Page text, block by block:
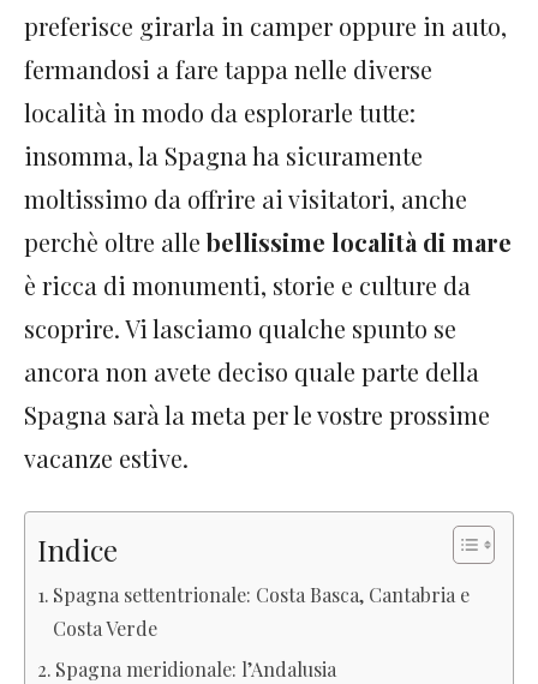
preferisce girarla in camper oppure in auto,
fermandosi a fare tappa nelle diverse
località in modo da esplorarle tutte:
insomma, la Spagna ha sicuramente
moltissimo da offrire ai visitatori, anche
perchè oltre allebellissime località di mare
è ricca di monumenti, storie e culture da
scoprire. Vi lasciamo qualche spunto se
ancora non avete deciso quale parte della
Spagna sarà la meta per le vostre prossime
vacanze estive.
Indice
Spagna settentrionale: Costa Basca, Cantabria e
Costa Verde
Spagna meridionale: l’Andalusia